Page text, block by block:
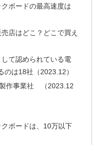
ボードの最高速度は
店はどこ？どこで買え
て認められている電
は18社（2023.12）
作事業社 （2023.12
ボードは、10万以下